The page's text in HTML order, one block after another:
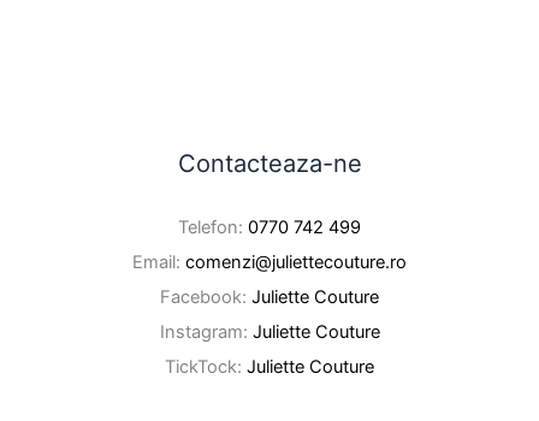
Contacteaza-ne
Telefon: 0770 742 499
Email: comenzi@juliettecouture.ro
Facebook: Juliette Couture
Instagram: Juliette Couture
TickTock: Juliette Couture